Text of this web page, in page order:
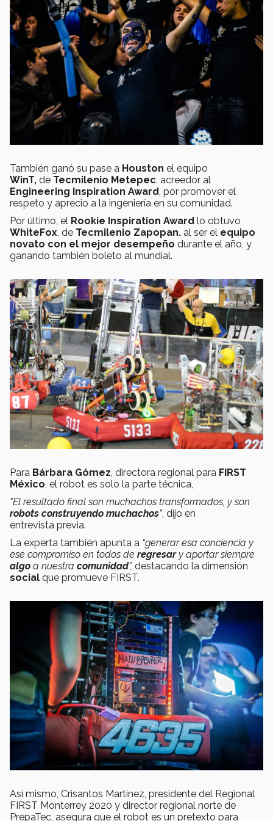
También ganó su pase a Houston el equipo
WinT, de Tecmilenio Metepec, acreedor al
Engineering Inspiration Award, por promover el
respeto y aprecio a la ingeniería en su comunidad.
Por último, el Rookie Inspiration Award lo obtuvo
WhiteFox, de Tecmilenio Zapopan. al ser el equipo
novato con el mejor desempeño durante el año, y
ganando también boleto al mundial.
Para Bárbara Gómez , directora regional para FIRST
México , el robot es solo la parte técnica,
"El resultado final son muchachos transformados, y son
robots construyendo muchachos”, dijo en
entrevista previa.
La experta también apunta a “generar esa conciencia y
ese compromiso en todos de regresar y aportar siempre
algo a nuestra comunidad”, destacando la dimensión
social que promueve FIRST.
Así mismo, Crisantos Martínez, presidente del Regional
FIRST Monterrey 2020 y director regional norte de
PrepaTec, asegura que el robot es un pretexto para